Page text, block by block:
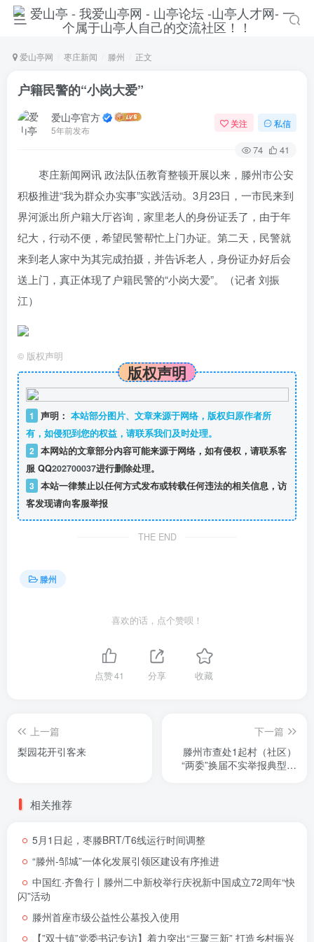
爱山亭网 枣庄新闻 滕州 正文
户籍民警的“小岗大爱”
爱山亭官方
5年前发布
关注 私信
74 41
枣庄新闻网讯 政法队伍教育整顿开展以来，滕州市公安
积极推进“我为群众办实事”实践活动。3月23日，一市民来到
界河派出所户籍大厅咨询，家里老人的身份证丢了，由于年
纪大，行动不便，希望民警帮忙上门办证。第二天，民警就
来到老人家中为其完成拍摄，并告诉老人，身份证办好后会
送上门，真正体现了户籍民警的“小岗大爱”。（记者 刘振
江）
© 版权声明
版权声明
1 声明： 本站部分图片、文章来源于网络，版权归原作者所
有，如侵犯到您的权益，请联系我们及时处理。
2 本网站的文章部分内容可能来源于网络，如有侵权，请联系客
服 QQ202700037进行删除处理。
3 本站一律禁止以任何方式发布或转载任何违法的相关信息，访
客发现请向客服举报
THE END
滕州
喜欢的话，点个赞呗！
点赞41 分享 收藏
上一篇
梨园花开引客来
下一篇
滕州市查处1起村（社区）
“两委”换届不实举报典型案
相关推荐
5月1日起，枣滕BRT/T6线运行时间调整
“滕州-邹城”一体化发展引领区建设有序推进
中国红·齐鲁行丨滕州二中新校举行庆祝新中国成立72周年“快
闪”活动
滕州首座市级公益性公墓投入使用
【”双十镇”党委书记专访】着力突出“三聚三新” 打造乡村振兴